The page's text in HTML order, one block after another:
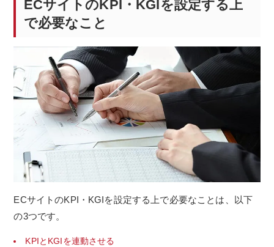
ECサイトのKPI・KGIを設定する上
で必要なこと
ECサイトのKPI・KGIを設定する上で必要なことは、以下
の3つです。
KPIとKGIを連動させる